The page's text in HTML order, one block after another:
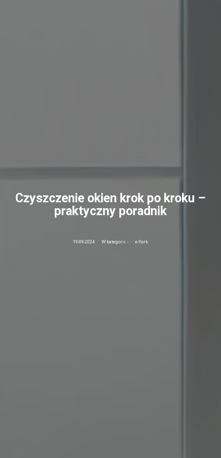
Czyszczenie okien krok po kroku –
praktyczny poradnik
19-09-2024 · W kategorii: - · e-York